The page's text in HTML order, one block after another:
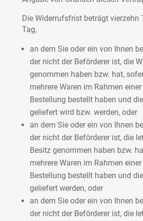
Die Widerrufsfrist beträgt vierzehn
Tag,
an dem Sie oder ein von Ihnen
der nicht der Beförderer ist, die
genommen haben bzw. hat,
mehrere Waren im Rahmen
Bestellung bestellt haben und
geliefert wird bzw. werden, oder
an dem Sie oder ein von Ihnen
der nicht der Beförderer ist, die
Besitz genommen haben bzw.
mehrere Waren im Rahmen
Bestellung bestellt haben und
geliefert werden, oder
an dem Sie oder ein von Ihnen
der nicht der Beförderer ist, die